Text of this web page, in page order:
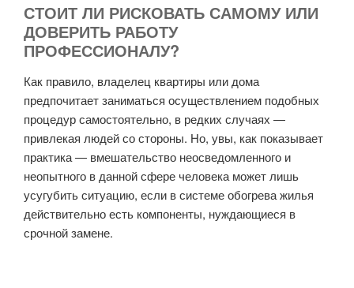
СТОИТ ЛИ РИСКОВАТЬ САМОМУ ИЛИ
ДОВЕРИТЬ РАБОТУ
ПРОФЕССИОНАЛУ?
Как правило, владелец квартиры или дома
предпочитает заниматься осуществлением подобных
процедур самостоятельно, в редких случаях —
привлекая людей со стороны. Но, увы, как показывает
практика — вмешательство неосведомленного и
неопытного в данной сфере человека может лишь
усугубить ситуацию, если в системе обогрева жилья
действительно есть компоненты, нуждающиеся в
срочной замене.